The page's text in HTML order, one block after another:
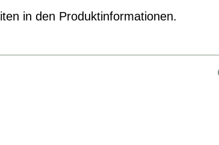
in den Produktinformationen.